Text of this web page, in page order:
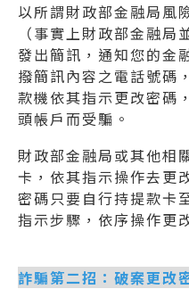
以所謂財政部金融局風
（事實上財政部金融
發出簡訊，通知您的金
撥簡訊內容之電話號碼
款機依其指示更改密碼
頭帳戶而受騙。
財政部金融局或其他相
卡，依其指示操作去更
密碼只要自行持提款卡
指示步驟，依序操作更
詐騙第二招：破案更改